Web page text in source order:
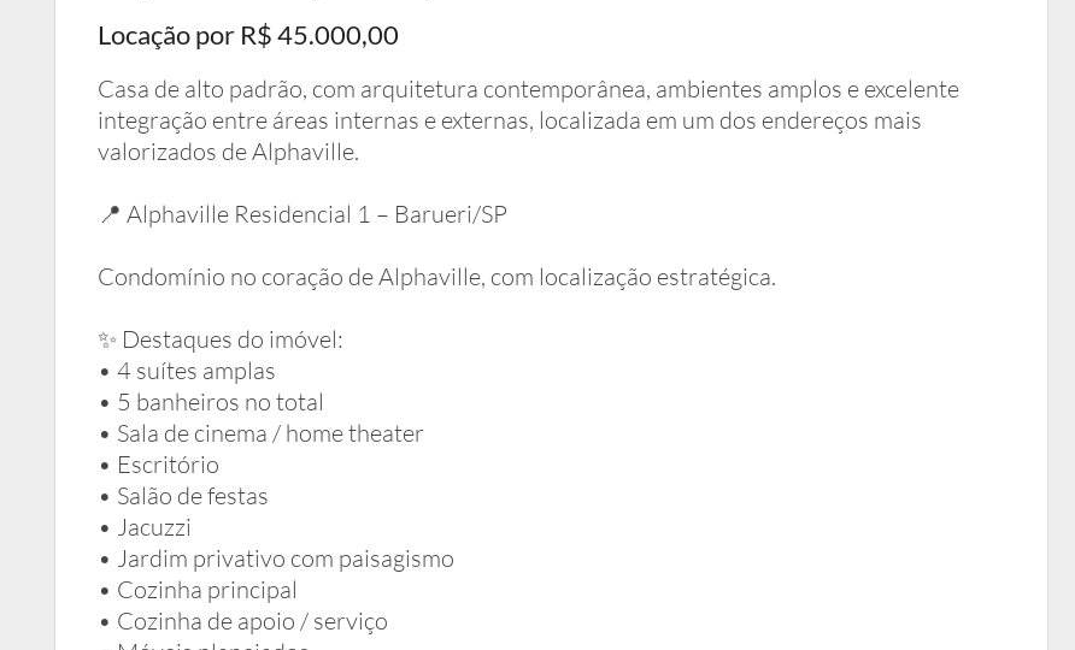
Locação por R$ 45.000,00
Casa de alto padrão, com arquitetura contemporânea, ambientes amplos e excelente
integração entre áreas internas e externas, localizada em um dos endereços mais
valorizados de Alphaville.
📍 Alphaville Residencial 1 – Barueri/SP
Condomínio no coração de Alphaville, com localização estratégica.
✨ Destaques do imóvel:
• 4 suítes amplas
• 5 banheiros no total
• Sala de cinema / home theater
• Escritório
• Salão de festas
• Jacuzzi
• Jardim privativo com paisagismo
• Cozinha principal
• Cozinha de apoio / serviço